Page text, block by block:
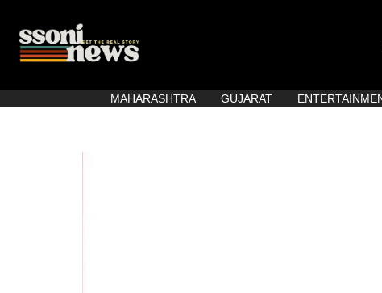
MAHARASHTRA GUJARAT